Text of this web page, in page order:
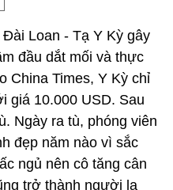
Loan - Tạ Y Kỳ gây
đầu dắt mối và thực
China Times, Y Kỳ chỉ
giá 10.000 USD. Sau
Ngày ra tù, phóng viên
đẹp năm nào vì sắc
ngủ nên cô tăng cân
trở thành người lạ